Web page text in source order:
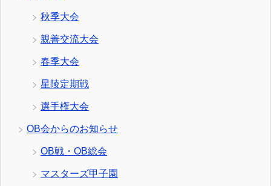
秋季大会
親善交流大会
春季大会
星陵定期戦
選手権大会
OB会からのお知らせ
OB戦・OB総会
マスターズ甲子園